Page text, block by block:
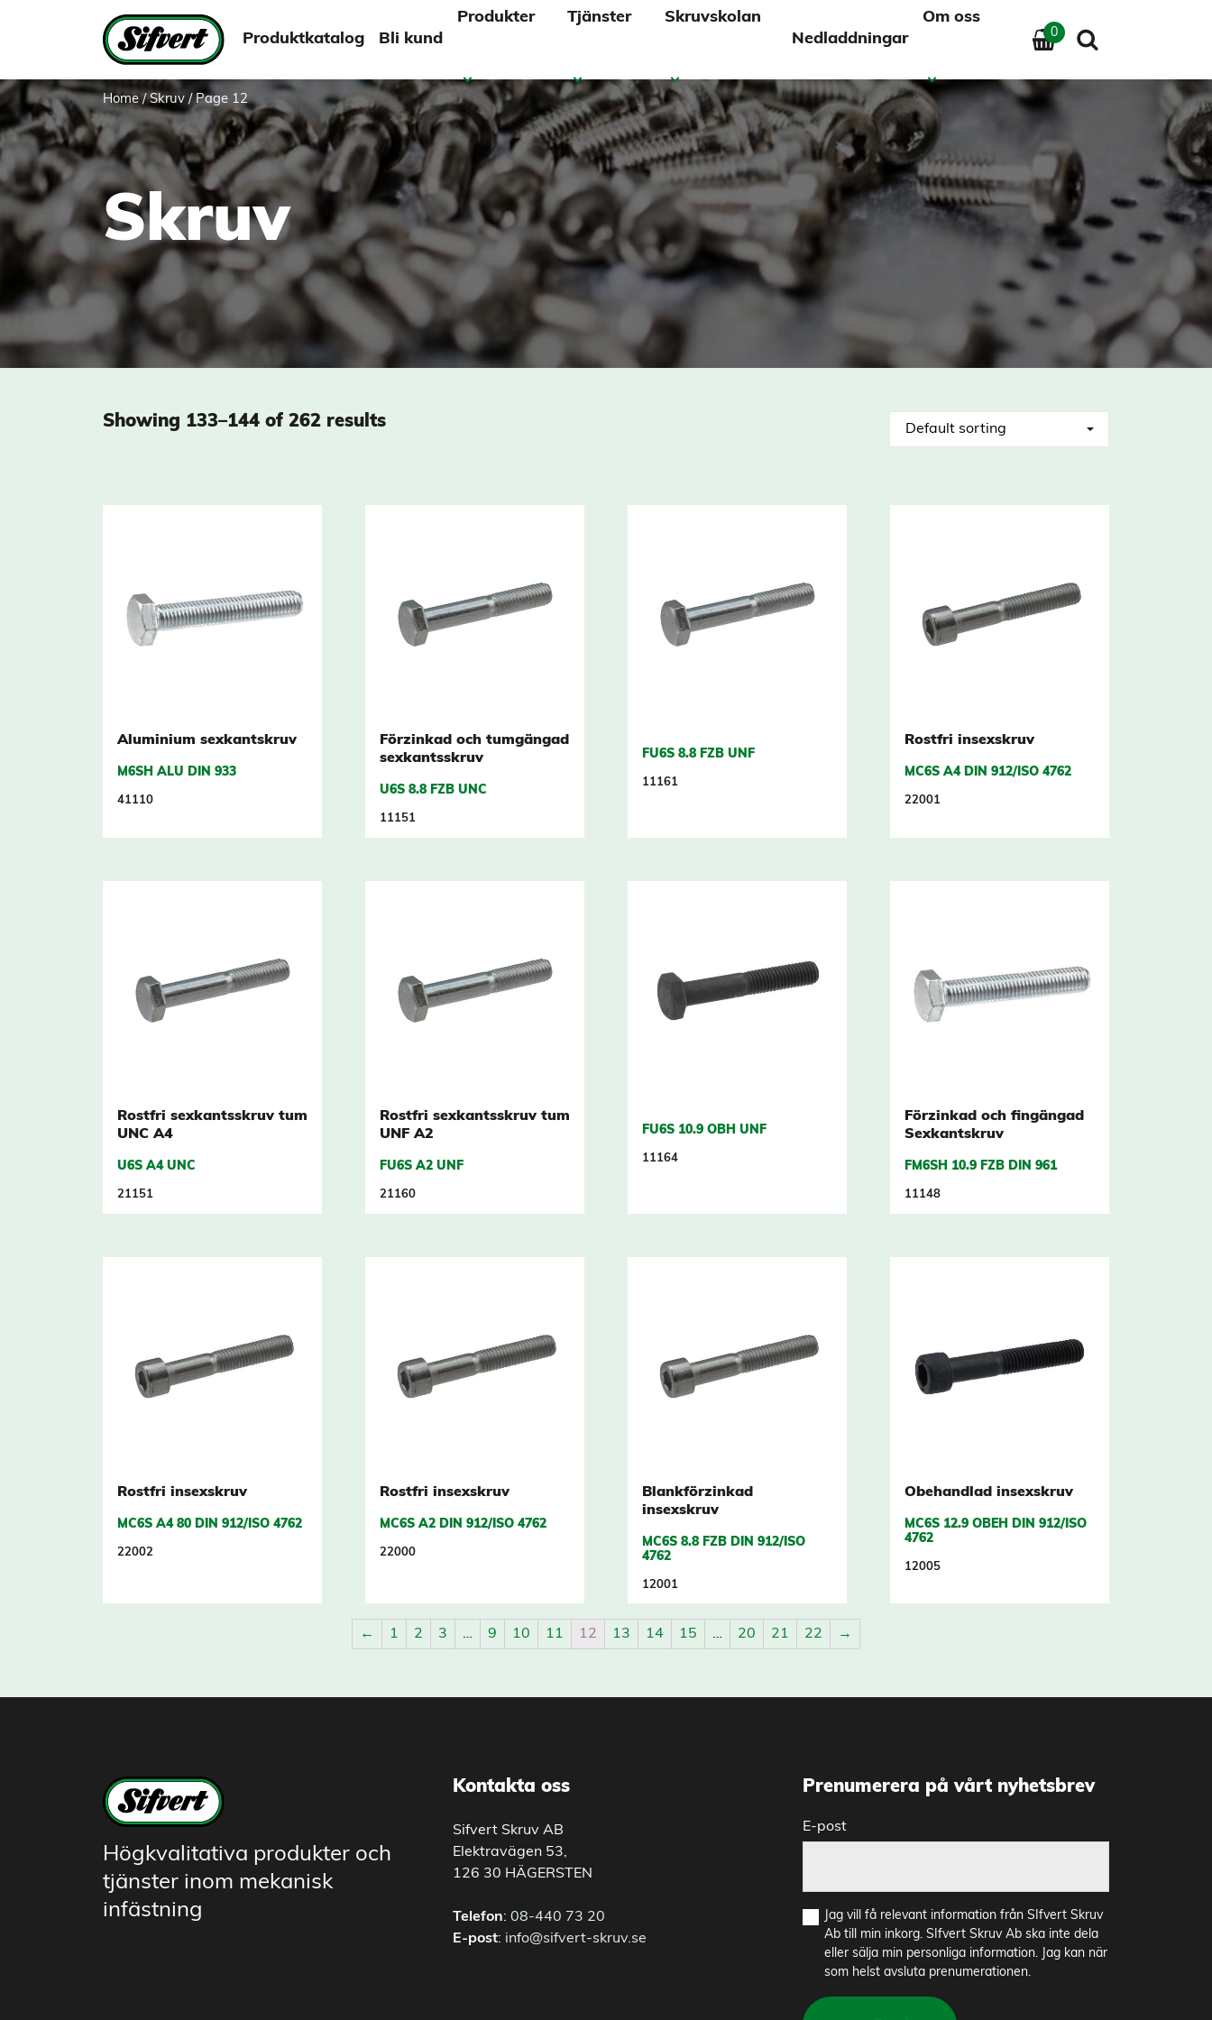
Produktkatalog Bli kund
Produkter Tjänster
Skruvskolan
Nedladdningar
Om oss
0
Home/Skruv / Page 12
Skruv
Showing 133–144 of 262 results
Aluminium sexkantskruv
M6SH ALU DIN 933
41110
Förzinkad och tumgängad
sexkantsskruv
U6S 8.8 FZB UNC
11151
FU6S 8.8 FZB UNF
11161
Rostfri insexskruv
MC6S A4 DIN 912/ISO 4762
22001
Rostfri sexkantsskruv tum
UNC A4
U6S A4 UNC
21151
Rostfri sexkantsskruv tum
UNF A2
FU6S A2 UNF
21160
FU6S 10.9 OBH UNF
11164
Förzinkad och fingängad
Sexkantskruv
FM6SH 10.9 FZB DIN 961
11148
Rostfri insexskruv
MC6S A4 80 DIN 912/ISO 4762
22002
Rostfri insexskruv
MC6S A2 DIN 912/ISO 4762
22000
Blankförzinkad
insexskruv
MC6S 8.8 FZB DIN 912/ISO
4762
12001
Obehandlad insexskruv
MC6S 12.9 OBEH DIN 912/ISO
4762
12005
← 1 2 3 … 9 10 11 12 13 14 15 … 20 21 22 →
Högkvalitativa produkter och
tjänster inom mekanisk
infästning
Kontakta oss
Sifvert Skruv AB
Elektravägen 53,
126 30 HÄGERSTEN
Telefon: 08-440 73 20
E-post: info@sifvert-skruv.se
Prenumerera på vårt nyhetsbrev
E-post
Jag vill få relevant information från SIfvert Skruv
Ab till min inkorg. SIfvert Skruv Ab ska inte dela
eller sälja min personliga information. Jag kan när
som helst avsluta prenumerationen.